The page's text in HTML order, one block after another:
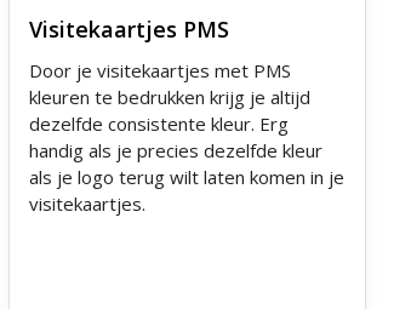
Visitekaartjes PMS
Door je visitekaartjes met PMS
kleuren te bedrukken krijg je altijd
dezelfde consistente kleur. Erg
handig als je precies dezelfde kleur
als je logo terug wilt laten komen in je
visitekaartjes.